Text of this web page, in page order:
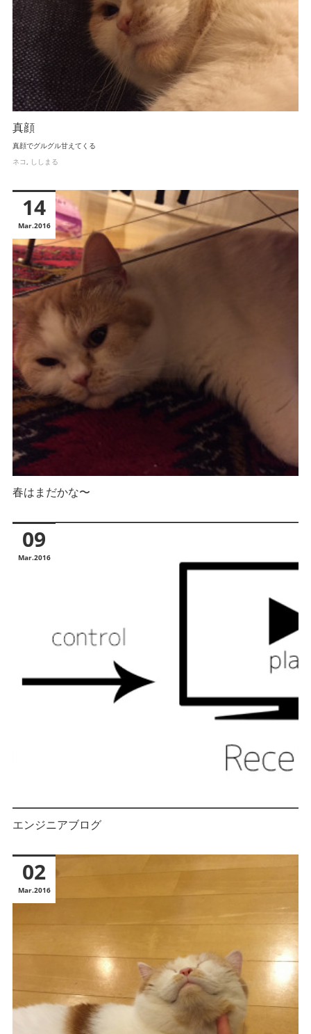
真顔
真顔でグルグル甘えてくる
ネコ ししまる
春はまだかな〜
14
Mar 2016
エンジニアブログ
09
Mar 2016
02
Mar 2016